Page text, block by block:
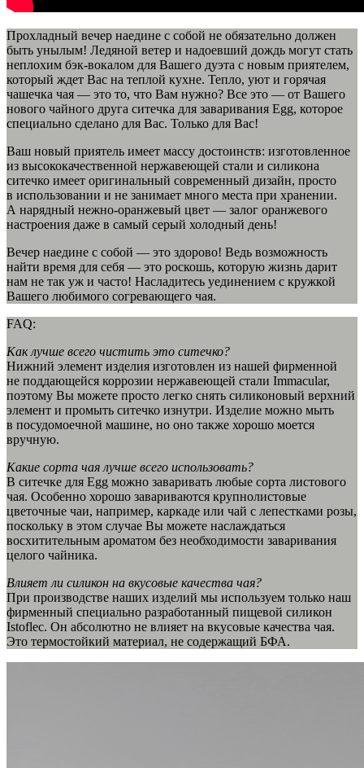
Прохладный вечер наедине с собой не обязательно должен
быть унылым! Ледяной ветер и надоевший дождь могут стать
неплохим бэк-вокалом для Вашего дуэта с новым приятелем,
который ждет Вас на теплой кухне. Тепло, уют и горячая
чашечка чая — это то, что Вам нужно? Все это — от Вашего
нового чайного друга ситечка для заваривания Egg, которое
специально сделано для Вас. Только для Вас!
Ваш новый приятель имеет массу достоинств: изготовленное
из высококачественной нержавеющей стали и силикона
ситечко имеет оригинальный современный дизайн, просто
в использовании и не занимает много места при хранении.
А нарядный нежно-оранжевый цвет — залог оранжевого
настроения даже в самый серый холодный день!
Вечер наедине с собой — это здорово! Ведь возможность
найти время для себя — это роскошь, которую жизнь дарит
нам не так уж и часто! Насладитесь уединением с кружкой
Вашего любимого согревающего чая.
FAQ:
Как лучше всего чистить это ситечко?
Нижний элемент изделия изготовлен из нашей фирменной
не поддающейся коррозии нержавеющей стали Immacular,
поэтому Вы можете просто легко снять силиконовый верхний
элемент и промыть ситечко изнутри. Изделие можно мыть
в посудомоечной машине, но оно также хорошо моется
вручную.
Какие сорта чая лучше всего использовать?
В ситечке для Egg можно заваривать любые сорта листового
чая. Особенно хорошо завариваются крупнолистовые
цветочные чаи, например, каркаде или чай с лепестками розы,
поскольку в этом случае Вы можете наслаждаться
восхитительным ароматом без необходимости заваривания
целого чайника.
Влияет ли силикон на вкусовые качества чая?
При производстве наших изделий мы используем только наш
фирменный специально разработанный пищевой силикон
Istoflec. Он абсолютно не влияет на вкусовые качества чая.
Это термостойкий материал, не содержащий БФА.